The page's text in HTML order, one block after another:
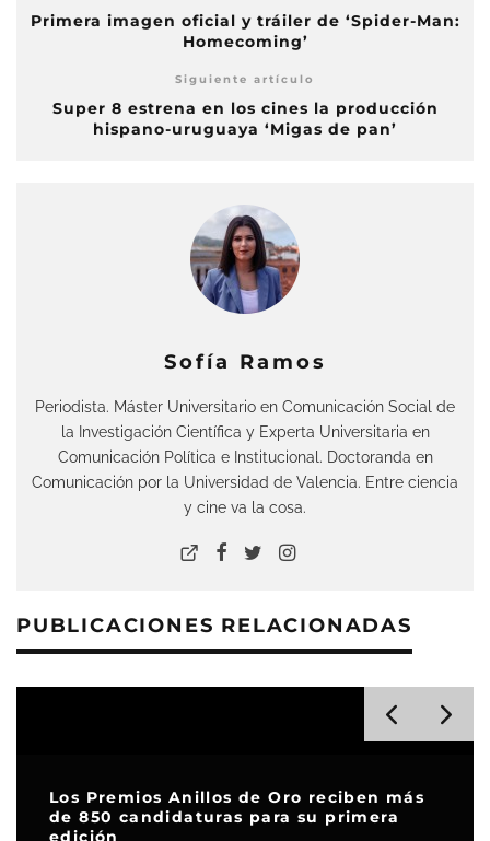
Primera imagen oficial y tráiler de ‘Spider-Man:
Homecoming’
Siguiente artículo
Super 8 estrena en los cines la producción
hispano-uruguaya ‘Migas de pan’
Sofía Ramos
Periodista. Máster Universitario en Comunicación Social de
la Investigación Científica y Experta Universitaria en
Comunicación Política e Institucional. Doctoranda en
Comunicación por la Universidad de Valencia. Entre ciencia
y cine va la cosa.
PUBLICACIONES RELACIONADAS
Los Premios Anillos de Oro reciben más
de 850 candidaturas para su primera
edición